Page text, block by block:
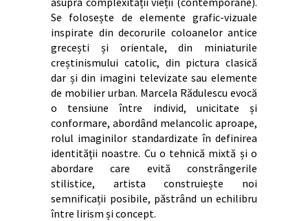
Se folosește de elemente grafic-vizuale
inspirate din decorurile coloanelor antice
grecești și orientale, din miniaturile
creștinismului catolic, din pictura clasică
dar și din imagini televizate sau elemente
de mobilier urban. Marcela Rădulescu evocă
o tensiune între individ, unicitate și
conformare, abordând melancolic aproape,
rolul imaginilor standardizate în definirea
identității noastre. Cu o tehnică mixtă și o
abordare care evită constrângerile
stilistice, artista construiește noi
semnificații posibile, păstrând un echilibru
între lirism și concept.